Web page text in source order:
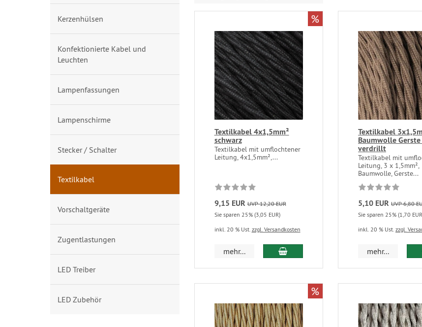
Textilkabel 4x1,5mm²
schwarz
Textilkabel mit umflochtener
Leitung, 4x1,5mm²,...
9,15 EUR UVP 12,20 EUR
Sie sparen 25% (3,05 EUR)
inkl. 20 % Ust. zzgl. Versandkosten
mehr...
%
Textilkabel
Baumwolle
verdrillt
Textilkabel mit
Leitung, 3 x 1,5mm²,
Baumwolle, Gerste...
5,10 EUR UVP 6,80
Sie sparen 25% (1,70
inkl. 20 % Ust. zzgl.
mehr...
%
Kerzenhülsen
Konfektionierte Kabel und
Leuchten
Lampenfassungen
Lampenschirme
Stecker / Schalter
Textilkabel
Vorschaltgeräte
Zugentlastungen
LED Treiber
LED Zubehör